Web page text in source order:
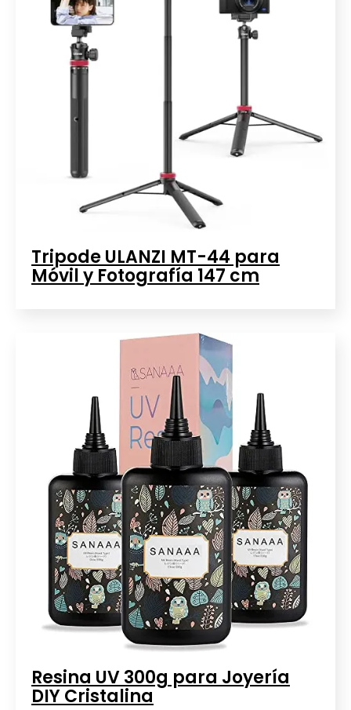
Tripode ULANZI MT-44 para
Móvil y Fotografía 147 cm
Resina UV 300g para Joyería
DIY Cristalina